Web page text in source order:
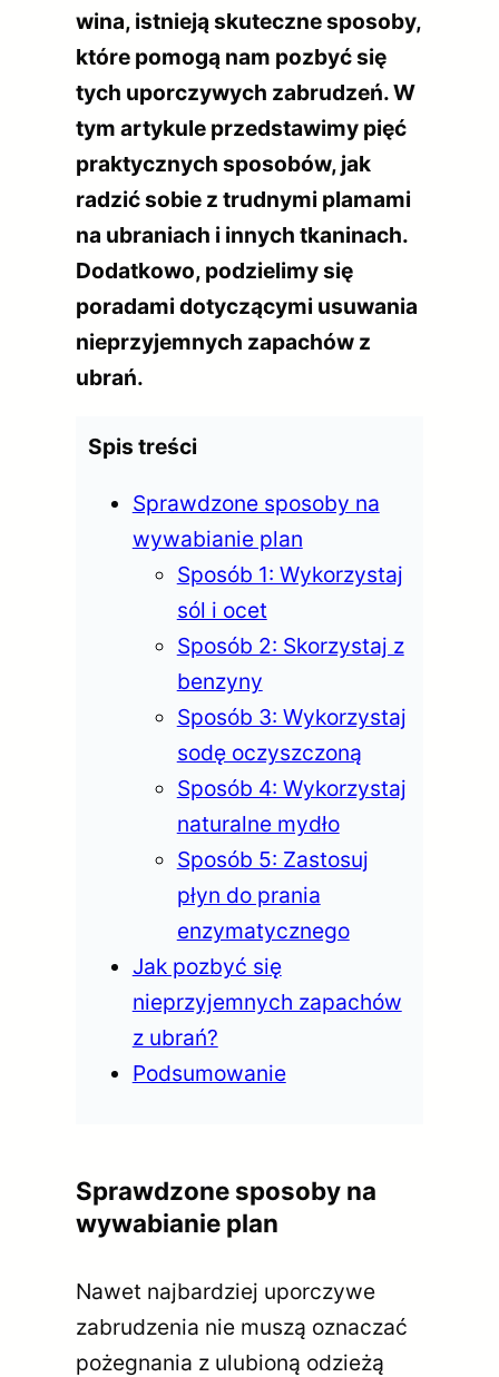
wina, istnieją skuteczne sposoby,
które pomogą nam pozbyć się
tych uporczywych zabrudzeń. W
tym artykule przedstawimy pięć
praktycznych sposobów, jak
radzić sobie z trudnymi plamami
na ubraniach i innych tkaninach.
Dodatkowo, podzielimy się
poradami dotyczącymi usuwania
nieprzyjemnych zapachów z
ubrań.
Spis treści
Sprawdzone sposoby na
wywabianie plan
Sposób 1: Wykorzystaj
sól i ocet
Sposób 2: Skorzystaj z
benzyny
Sposób 3: Wykorzystaj
sodę oczyszczoną
Sposób 4: Wykorzystaj
naturalne mydło
Sposób 5: Zastosuj
płyn do prania
enzymatycznego
Jak pozbyć się
nieprzyjemnych zapachów
z ubrań?
Podsumowanie
Sprawdzone sposoby na
wywabianie plan
Nawet najbardziej uporczywe
zabrudzenia nie muszą oznaczać
pożegnania z ulubioną odzieżą